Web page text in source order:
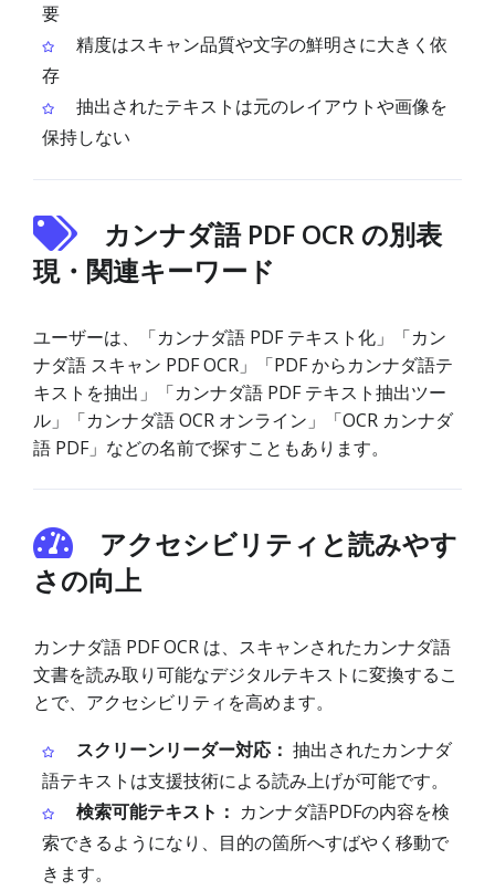
要
精度はスキャン品質や文字の鮮明さに大きく依
存
抽出されたテキストは元のレイアウトや画像を
保持しない
カンナダ語 PDF OCR の別表
現・関連キーワード
ユーザーは、「カンナダ語 PDF テキスト化」「カン
ナダ語 スキャン PDF OCR」「PDF からカンナダ語テ
キストを抽出」「カンナダ語 PDF テキスト抽出ツー
ル」「カンナダ語 OCR オンライン」「OCR カンナダ
語 PDF」などの名前で探すこともあります。
アクセシビリティと読みやす
さの向上
カンナダ語 PDF OCR は、スキャンされたカンナダ語
文書を読み取り可能なデジタルテキストに変換するこ
とで、アクセシビリティを高めます。
スクリーンリーダー対応： 抽出されたカンナダ
語テキストは支援技術による読み上げが可能です。
検索可能テキスト： カンナダ語PDFの内容を検
索できるようになり、目的の箇所へすばやく移動で
きます。